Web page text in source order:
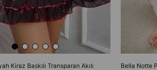
Kiraz Baskılı Transparan Akılı
Bella Notte